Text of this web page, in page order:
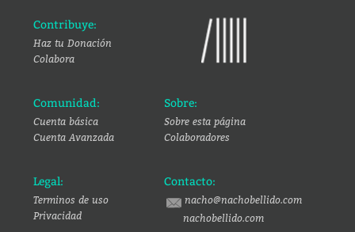
Contribuye:
Haz tu Donación
Colabora
Comunidad:
Cuenta básica
Cuenta Avanzada
Sobre:
Sobre esta página
Colaboradores
Legal:
Terminos de uso
Privacidad
Contacto:
nacho@nachobellido.com
nachobellido.com